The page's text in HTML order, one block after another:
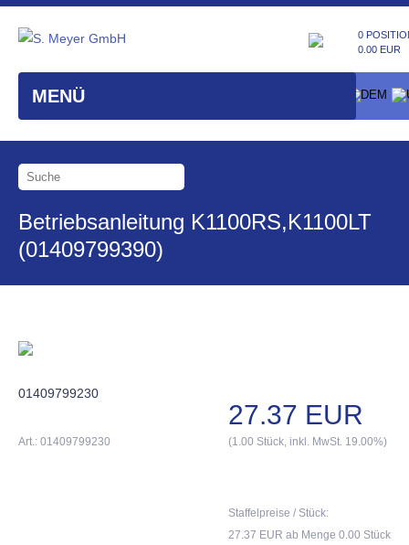
MENÜ
0
0.00 EUR
Betriebsanleitung K1100RS,K1100LT
(01409799390)
01409799230
27.37 EUR
Art.: 01409799230 (1.00 Stück, inkl. MwSt. 19.00%)
Staffelpreise / Stück:
27.37 EUR ab Menge 0.00 Stück